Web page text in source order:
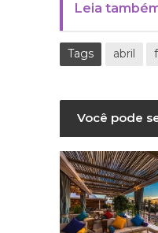
Leia
Tags abril
Você pode